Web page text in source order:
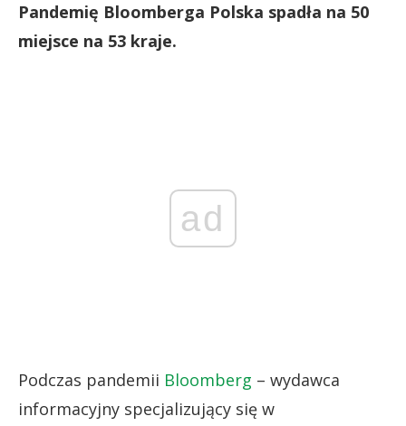
Pandemię Bloomberga Polska spadła na 50
miejsce na 53 kraje.
ad
Podczas pandemii Bloomberg – wydawca
informacyjny specjalizujący się w